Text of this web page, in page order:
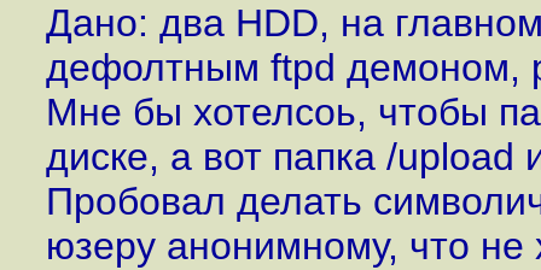
Дано: два HDD, на
дефолтным ftpd демоном,
Мне бы хотелсоь, чтобы
диске, а вот папка /
Пробовал делать
юзеру анонимному, что не